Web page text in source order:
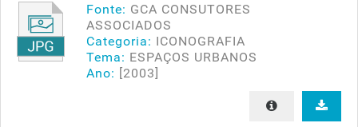
Fonte: GCA CONSUTORES
ASSOCIADOS
Categoria: ICONOGRAFIA
Tema: ESPAÇOS URBANOS
Ano: [2003]